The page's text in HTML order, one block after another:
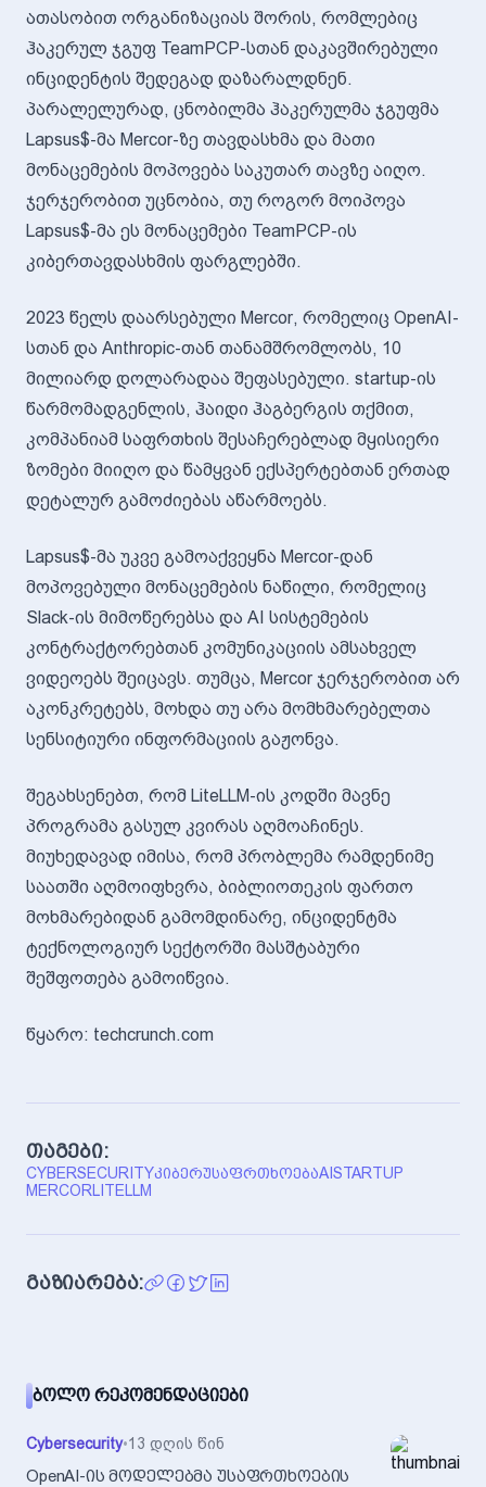
ათასობით ორგანიზაციას შორის, რომლებიც
ჰაკერულ ჯგუფ TeamPCP-სთან დაკავშირებული
ინციდენტის შედეგად დაზარალდნენ.
პარალელურად, ცნობილმა ჰაკერულმა ჯგუფმა
Lapsus$-მა Mercor-ზე თავდასხმა და მათი
მონაცემების მოპოვება საკუთარ თავზე აიღო.
ჯერჯერობით უცნობია, თუ როგორ მოიპოვა
Lapsus$-მა ეს მონაცემები TeamPCP-ის
კიბერთავდასხმის ფარგლებში.
2023 წელს დაარსებული Mercor, რომელიც OpenAI-
სთან და Anthropic-თან თანამშრომლობს, 10
მილიარდ დოლარადაა შეფასებული. startup-ის
წარმომადგენლის, ჰაიდი ჰაგბერგის თქმით,
კომპანიამ საფრთხის შესაჩერებლად მყისიერი
ზომები მიიღო და წამყვან ექსპერტებთან ერთად
დეტალურ გამოძიებას აწარმოებს.
Lapsus$-მა უკვე გამოაქვეყნა Mercor-დან
მოპოვებული მონაცემების ნაწილი, რომელიც
Slack-ის მიმოწერებსა და AI სისტემების
კონტრაქტორებთან კომუნიკაციის ამსახველ
ვიდეოებს შეიცავს. თუმცა, Mercor ჯერჯერობით არ
აკონკრეტებს, მოხდა თუ არა მომხმარებელთა
სენსიტიური ინფორმაციის გაჟონვა.
შეგახსენებთ, რომ LiteLLM-ის კოდში მავნე
პროგრამა გასულ კვირას აღმოაჩინეს.
მიუხედავად იმისა, რომ პრობლემა რამდენიმე
საათში აღმოიფხვრა, ბიბლიოთეკის ფართო
მოხმარებიდან გამომდინარე, ინციდენტმა
ტექნოლოგიურ სექტორში მასშტაბური
შეშფოთება გამოიწვია.
წყარო: techcrunch.com
თაგები:
CYBERSECURITYᲙᲘᲑᲔᲠᲣᲡᲐᲤᲠᲗᲮᲝᲔᲑᲐAI STARTUP
MERCORLITELLM
გაზიარება:
ᲑᲝᲚᲝ ᲠᲔᲙᲝᲛᲔᲜᲓᲐᲪᲘᲔᲑᲘ
Cybersecurity•13 დღის წინ
OpenAI-ის მოდელებმა უსაფრთხოების